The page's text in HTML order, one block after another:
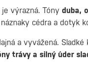
výrazná. Tóny duba,
cédra a dotyk
a vyvážená.
trávy a silný úder